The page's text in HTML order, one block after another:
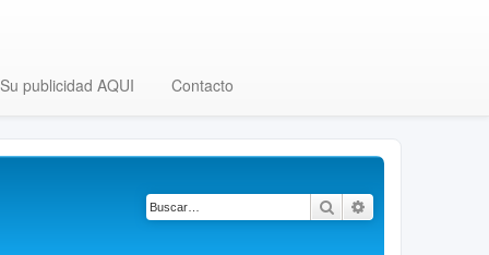
Su publicidad AQUI Contacto
Buscar